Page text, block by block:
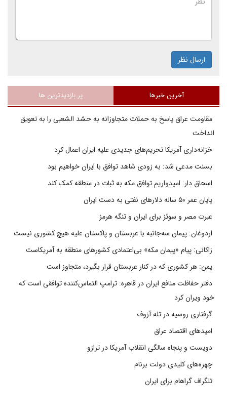
ارسال نظر
آخرین خبرها پر بازدیدترین ها
مقاومت عراق پاسخ به حملات متجاوزانه به حشد الشعبی را به تعویق
انداخت
خزانه‌داری آمریکا تحریم‌های جدیدی علیه ایران اعمال کرد
بسنت مدعی شد: به زودی شاهد توافق با ایران خواهیم بود
اسحاق دار: امیدواریم توافق مکه به ثبات در منطقه کمک کند
پایان عمر ۵۰ ساله دلارهای نفتی به دست ایران
عبرت مصر و سوئز برای ایران و تنگه هرمز
اردوغان: پیمان سه‌جانبه با عربستان و پاکستان علیه هیچ کشوری نیست
زاکانی: پیام «پیمان مکه» بی‌اعتمادی کشورهای منطقه به آمریکاست
یمن: هر کشوری که در کنار عربستان قرار بگیرد، متجاوز است
دفتر حفاظت منافع ایران در قاهره: ترامپ التماس‌کننده توافقی است که
خود ویران کرد
گرفتاری روسیه در تله آزوف
امیدهای اقتصاد عراق
دویست و پنجاه سالگی انقلاب آمریکا در ترازو
چهره‌های کلیدی دولت برنام
تلگراف گراهام برای ایران